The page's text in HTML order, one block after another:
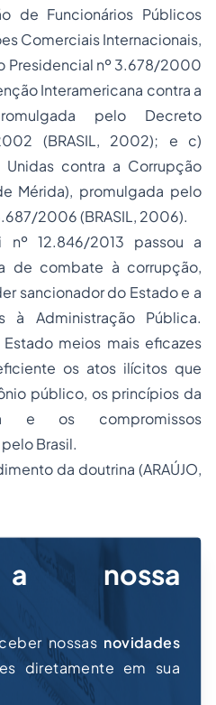
de Funcionários Públicos
Comerciais Internacionais,
Presidencial nº 3.678/2000
Interamericana contra a
pelo Decreto
(BRASIL, 2002); e c)
contra a Corrupção
Mérida), promulgada pelo
2006 (BRASIL, 2006).
nº 12.846/2013 passou a
de combate à corrupção,
sancionador do Estado e a
Administração Pública.
meios mais eficazes
os atos ilícitos que
público, os princípios da
e os compromissos
Brasil.
da doutrina (ARAÚJO,
nossa
nossas novidades
diretamente em sua